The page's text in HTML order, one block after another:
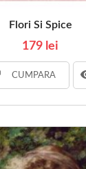
Flori Si Spice
179 lei
CUMPARA